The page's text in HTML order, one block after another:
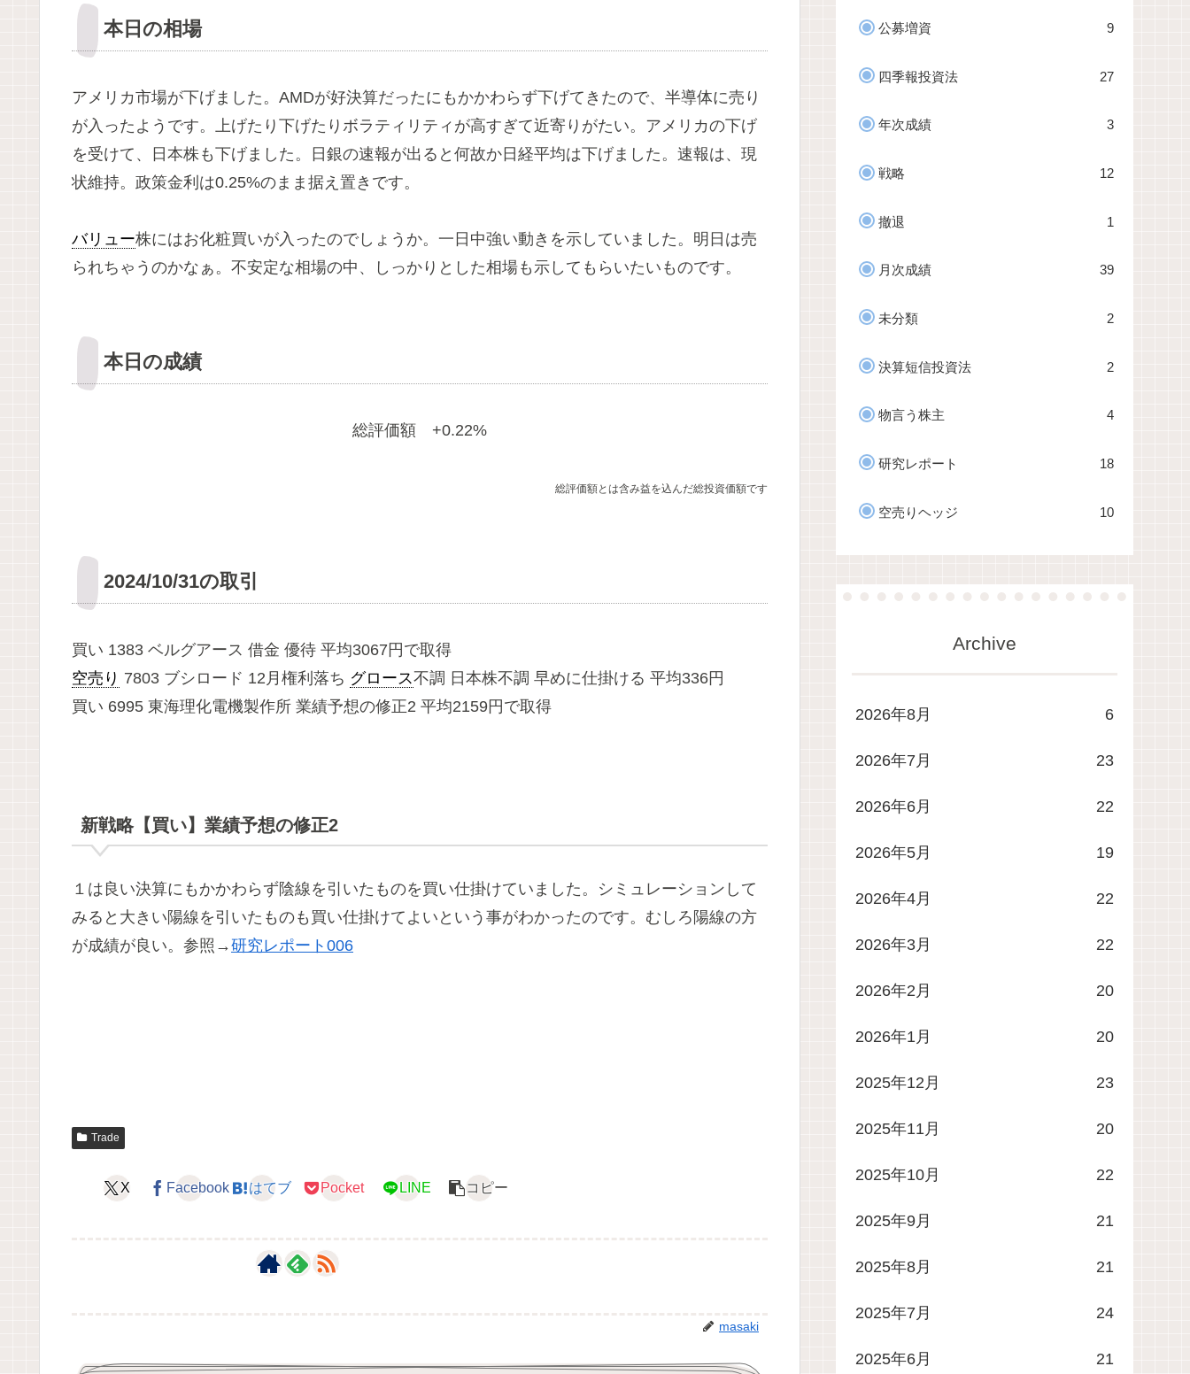
本日の相場
アメリカ市場が下げました。AMDが好決算だったにもかかわらず下げてきたので、半導体に売り
が入ったようです。上げたり下げたりボラティリティが高すぎて近寄りがたい。アメリカの下げ
を受けて、日本株も下げました。日銀の速報が出ると何故か日経平均は下げました。速報は、現
状維持。政策金利は0.25%のまま据え置きです。
バリュー株にはお化粧買いが入ったのでしょうか。一日中強い動きを示していました。明日は売
られちゃうのかなぁ。不安定な相場の中、しっかりとした相場も示してもらいたいものです。
本日の成績
総評価額 +0.22%
総評価額とは含み益を込んだ総投資価額です
2024/10/31の取引
買い 1383 ベルグアース 借金 優待 平均3067円で取得
空売り 7803 ブシロード 12月権利落ち グロース不調 日本株不調 早めに仕掛ける 平均336円
買い 6995 東海理化電機製作所 業績予想の修正2 平均2159円で取得
新戦略【買い】業績予想の修正2
１は良い決算にもかかわらず陰線を引いたものを買い仕掛けていました。シミュレーションして
みると大きい陽線を引いたものも買い仕掛けてよいという事がわかったのです。むしろ陽線の方
が成績が良い。参照→研究レポート006
Trade
X Facebook はてブ Pocket LINE コピー
masaki
公募増資 9
四季報投資法 27
年次成績 3
戦略 12
撤退 1
月次成績 39
未分類 2
決算短信投資法 2
物言う株主 4
研究レポート 18
空売りヘッジ 10
Archive
2026年8月 6
2026年7月 23
2026年6月 22
2026年5月 19
2026年4月 22
2026年3月 22
2026年2月 20
2026年1月 20
2025年12月 23
2025年11月 20
2025年10月 22
2025年9月 21
2025年8月 21
2025年7月 24
2025年6月 21